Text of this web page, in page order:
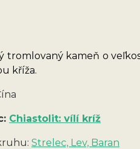
tromlovaný kameň o
kříža.
Chiastolit: vílí kríž
Strelec, Lev, Baran